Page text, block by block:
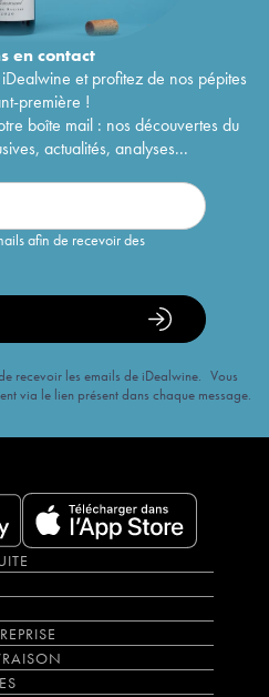
encontact
et profitez de nos pépites
première !
boîte mail : nos découvertes du
actualités, analyses...
afin de recevoir des
recevoir les emails de iDealwine. Vous
via le lien présent dans chaque message.